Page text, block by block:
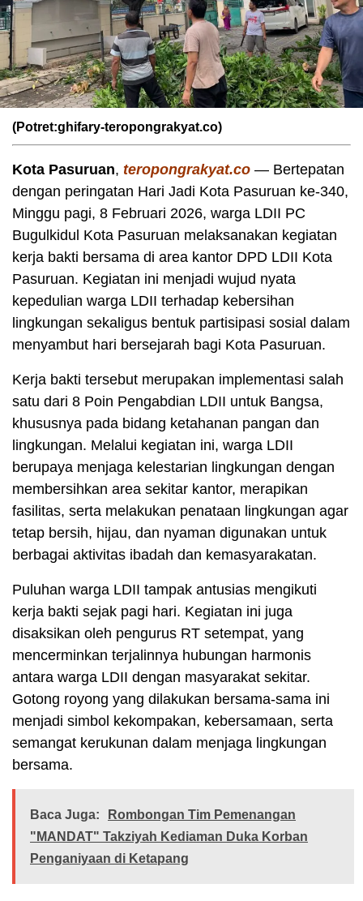
(Potret:ghifary-teropongrakyat.co)
Kota Pasuruan, teropongrakyat.co — Bertepatan
dengan peringatan Hari Jadi Kota Pasuruan ke-340,
Minggu pagi, 8 Februari 2026, warga LDII PC
Bugulkidul Kota Pasuruan melaksanakan kegiatan
kerja bakti bersama di area kantor DPD LDII Kota
Pasuruan. Kegiatan ini menjadi wujud nyata
kepedulian warga LDII terhadap kebersihan
lingkungan sekaligus bentuk partisipasi sosial dalam
menyambut hari bersejarah bagi Kota Pasuruan.
Kerja bakti tersebut merupakan implementasi salah
satu dari 8 Poin Pengabdian LDII untuk Bangsa,
khususnya pada bidang ketahanan pangan dan
lingkungan. Melalui kegiatan ini, warga LDII
berupaya menjaga kelestarian lingkungan dengan
membersihkan area sekitar kantor, merapikan
fasilitas, serta melakukan penataan lingkungan agar
tetap bersih, hijau, dan nyaman digunakan untuk
berbagai aktivitas ibadah dan kemasyarakatan.
Puluhan warga LDII tampak antusias mengikuti
kerja bakti sejak pagi hari. Kegiatan ini juga
disaksikan oleh pengurus RT setempat, yang
mencerminkan terjalinnya hubungan harmonis
antara warga LDII dengan masyarakat sekitar.
Gotong royong yang dilakukan bersama-sama ini
menjadi simbol kekompakan, kebersamaan, serta
semangat kerukunan dalam menjaga lingkungan
bersama.
Baca Juga:
Rombongan Tim Pemenangan
"MANDAT" Takziyah Kediaman Duka Korban
Penganiyaan di Ketapang